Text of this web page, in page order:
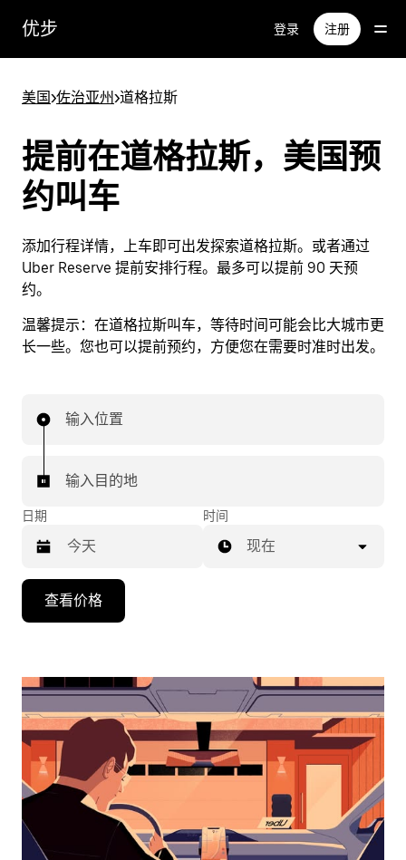
优步 登录 注册
美国>佐治亚州>道格拉斯
提前在道格拉斯，美国预
约叫车
添加行程详情，上车即可出发探索道格拉斯。或者通过
Uber Reserve 提前安排行程。最多可以提前 90 天预
约。
温馨提示： 在道格拉斯叫车，等待时间可能会比大城市更
长一些。您也可以提前预约，方便您在需要时准时出发。
输入位置
输入目的地
日期
向
头
浏
日
并
时间
现在
查看价格